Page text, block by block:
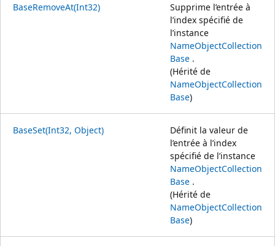
BaseRemoveAt(Int32)
Supprime l’entrée à
l’index spécifié de
l’instance
NameObjectCollection
Base .
(Hérité de
NameObjectCollection
Base)
BaseSet(Int32, Object)
Définit la valeur de
l’entrée à l’index
spécifié de l’instance
NameObjectCollection
Base .
(Hérité de
NameObjectCollection
Base)